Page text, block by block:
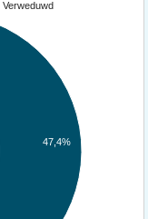
Verweduwd
47,4%